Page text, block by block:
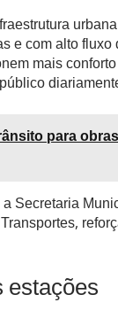
e com alto fluxo
mais
para
Secretaria